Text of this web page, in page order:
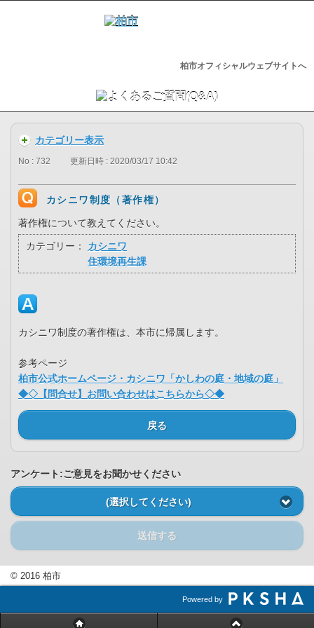
柏市オフィシャルウェブサイトへ
カテゴリー表示
No : 732 更新日時 : 2020/03/17 10:42
カシニワ制度（著作権）
著作権について教えてください。
カテゴリー：
カシニワ
住環境再生課
カシニワ制度の著作権は、本市に帰属します。
参考ページ
柏市公式ホームページ・カシニワ「かしわの庭・地域の庭」
◆◇【問合せ】お問い合わせはこちらから◇◆
戻る
アンケート:ご意見をお聞かせください
(選択してください)
送信する
© 2016 柏市
Powered by